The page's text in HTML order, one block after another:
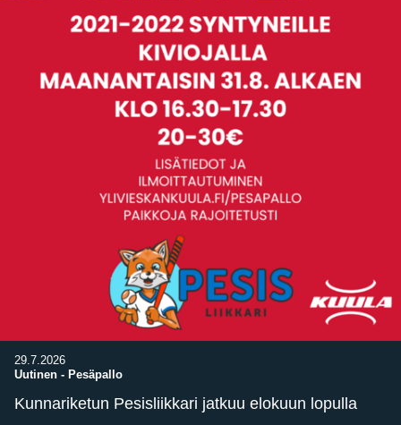
29.7.2026
Uutinen - Pesäpallo
Kunnariketun Pesisliikkari jatkuu elokuun lopulla